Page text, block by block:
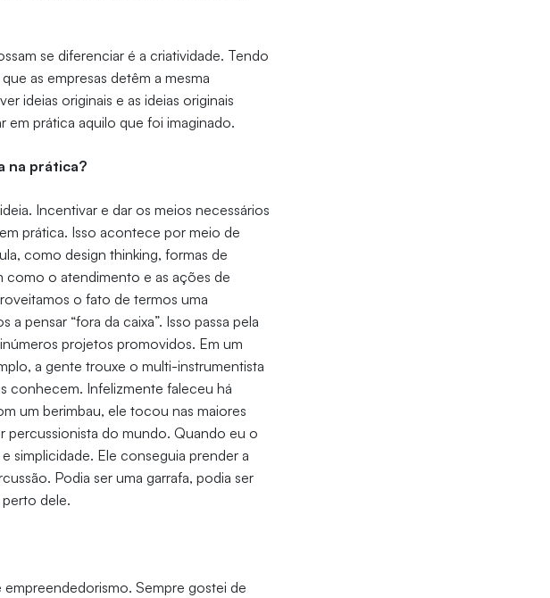
se diferenciar é a criatividade. Tendo
as empresas detêm a mesma
ideias originais e as ideias originais
em prática aquilo que foi imaginado.
na prática?
Incentivar e dar os meios necessários
prática. Isso acontece por meio de
como design thinking, formas de
como o atendimento e as ações de
o fato de termos uma
pensar “fora da caixa”. Isso passa pela
projetos promovidos. Em um
a gente trouxe o multi-instrumentista
conhecem. Infelizmente faleceu há
um berimbau, ele tocou nas maiores
percussionista do mundo. Quando eu o
simplicidade. Ele conseguia prender a
Podia ser uma garrafa, podia ser
dele.
empreendedorismo. Sempre gostei de